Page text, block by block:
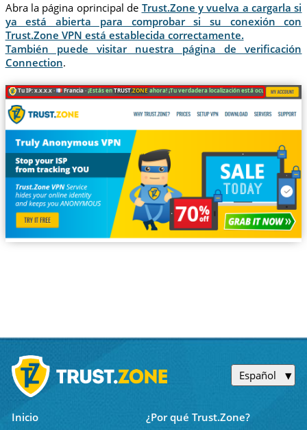
Abra la página oprincipal de Trust.Zone y vuelva a cargarla si
ya está abierta para comprobar si su conexión con
Trust.Zone VPN está establecida correctamente.
También puede visitar nuestra página de verificación
Connection.
Tu IP: x.x.x.x · Francia ·¡Estás enTRUST.ZONE ahora! ¡Tu verdadera localización está oculta!
Español
Inicio
¿Por qué Trust.Zone?